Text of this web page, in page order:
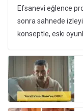
Efsanevi eğlence
sonra sahnede
konseptle, eski